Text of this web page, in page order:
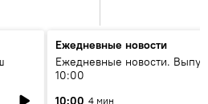
Ежедневные новости
Ежедневные новости.
10:00
10:00 4 мин